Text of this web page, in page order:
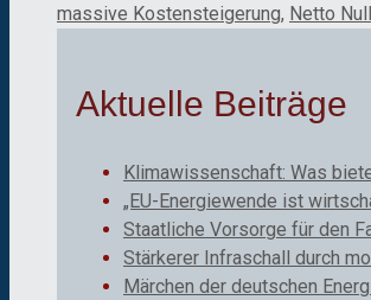
massive Kostensteigerung, Netto
Aktuelle Beiträge
Klimawissenschaft: Was
„EU-Energiewende ist
Staatliche Vorsorge für den
Stärkerer Infraschall durch
Märchen der deutschen